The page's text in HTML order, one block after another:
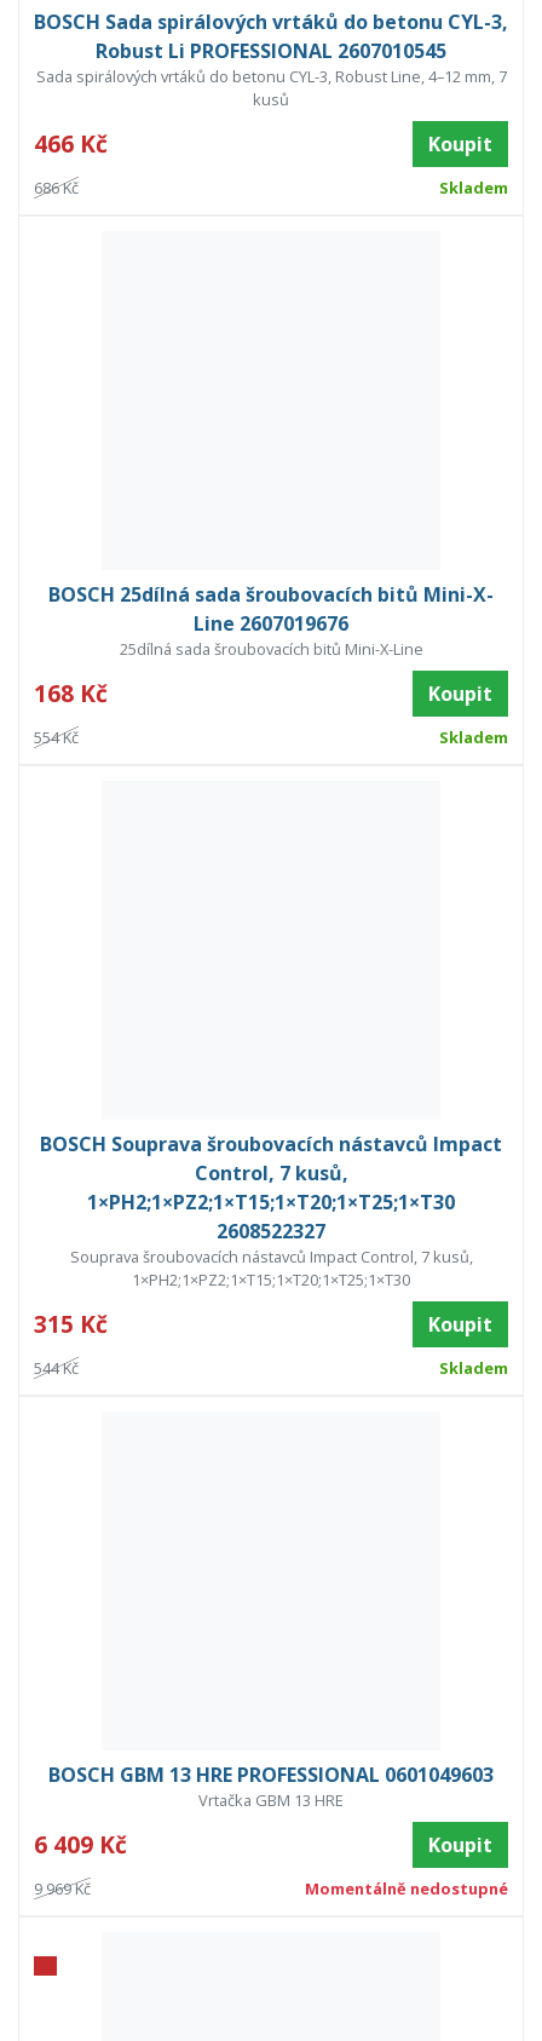
BOSCH Sada spirálových vrtáků do betonu CYL-3,
Robust Li PROFESSIONAL 2607010545
Sada spirálových vrtáků do betonu CYL-3, Robust Line, 4–12 mm, 7
kusů
466 Kč Koupit
686 Kč Skladem
BOSCH 25dílná sada šroubovacích bitů Mini-X-
Line 2607019676
25dílná sada šroubovacích bitů Mini-X-Line
168 Kč Koupit
554 Kč Skladem
BOSCH Souprava šroubovacích nástavců Impact
Control, 7 kusů,
1×PH2;1×PZ2;1×T15;1×T20;1×T25;1×T30
2608522327
Souprava šroubovacích nástavců Impact Control, 7 kusů,
1×PH2;1×PZ2;1×T15;1×T20;1×T25;1×T30
315 Kč Koupit
544 Kč Skladem
BOSCH GBM 13 HRE PROFESSIONAL 0601049603
Vrtačka GBM 13 HRE
6 409 Kč Koupit
9 969 Kč Momentálně nedostupné